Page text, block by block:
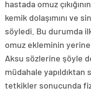
hastada omuz
kemik dolaşımını ve
söyledi. Bu durumda
omuz ekleminin
Aksu sözlerine şöyle
müdahale
tetkikler sonucunda